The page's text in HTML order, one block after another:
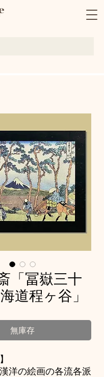
「冨嶽三十
道程ヶ谷」
無庫存
洋の絵画の各流各派